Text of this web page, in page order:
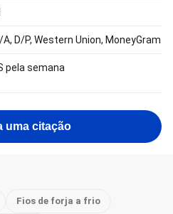
D/P, Western Union, MoneyGram
pela semana
uma citação
Fios de forja a frio